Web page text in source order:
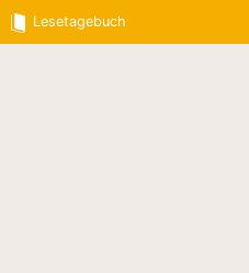
Lesetagebuch